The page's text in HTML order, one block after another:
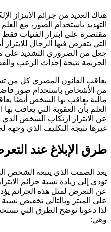
هناك العديد من جرائم الابتزاز
التهديد باستخدام الصور، مع
مقتصرة على ابتزاز الفتيات فقط
التي يتعرض فيها الرجال
جعل من الضروري التشديد على
الجريمة نتيجة إحداث الرعب
يعاقب القانون المصري كل من
من الأشخاص باستخدام صور
مالية يعاقب بها الشخص أيضًا
العلم بأن العقوبة التي يعاقب
عن الابتزاز ارتكاب الشخص
غيرها نتيجة التكليف الذي وجهه له
طرق الإبلاغ عند
يعد الصمت الذي يتبعه الشخص
تؤدي إلى زيادة نسبة جرائم
عن التعرض لمثل هذه الجرائم
على المبتز وبالتالي تخفيض
لذا دعونا نوضح الطرق التي
وهي: